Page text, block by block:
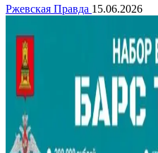
Ржевская Правда 15.06.2026